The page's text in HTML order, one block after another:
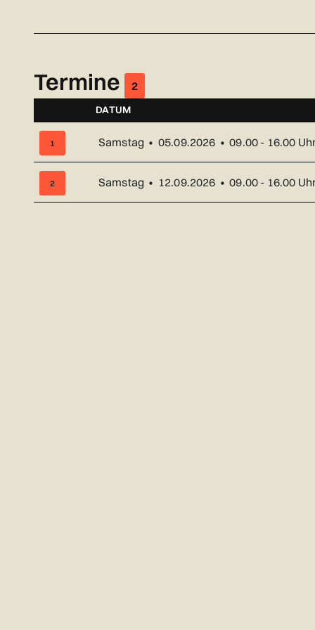
Termine 2
DATUM
1 Samstag • 05.09.2026 • 09.00 - 16.00
2 Samstag • 12.09.2026 • 09.00 - 16.00